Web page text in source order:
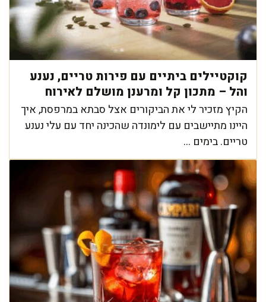
קוקטיילים ביתיים עם פירות טריים, נענע
והל – מתכון קל ומרענן מושלם לאירוח
הקיץ מזכיר לי את הביקורים אצל סבתא במרפסת, איך
היינו מתיישבים עם לימונדה שהכינה יחד עם עלי נענע
טריים. בימים ...